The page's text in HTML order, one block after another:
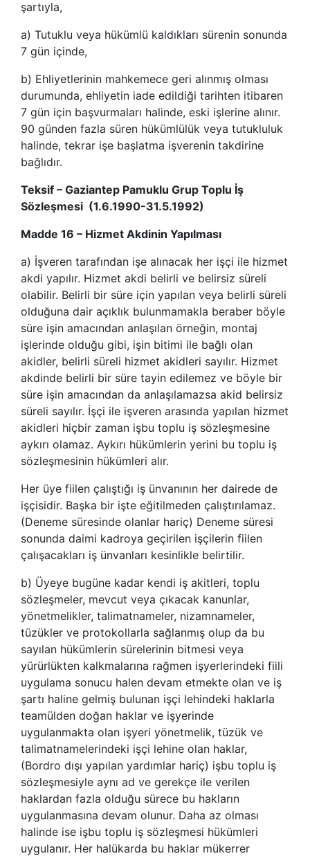
şartıyla,
a) Tutuklu veya hükümlü kaldıkları sürenin sonunda
7 gün içinde,
b) Ehliyetlerinin mahkemece geri alınmış olması
durumunda, ehliyetin iade edildiği tarihten itibaren
7 gün için başvurmaları halinde, eski işlerine alınır.
90 günden fazla süren hükümlülük veya tutukluluk
halinde, tekrar işe başlatma işverenin takdirine
bağlıdır.
Teksif – Gaziantep Pamuklu Grup Toplu İş
Sözleşmesi (1.6.1990-31.5.1992)
Madde 16 – Hizmet Akdinin Yapılması
a) İşveren tarafından işe alınacak her işçi ile hizmet
akdi yapılır. Hizmet akdi belirli ve belirsiz süreli
olabilir. Belirli bir süre için yapılan veya belirli süreli
olduğuna dair açıklık bulunmamakla beraber böyle
süre işin amacından anlaşılan örneğin, montaj
işlerinde olduğu gibi, işin bitimi ile bağlı olan
akidler, belirli süreli hizmet akidleri sayılır. Hizmet
akdinde belirli bir süre tayin edilemez ve böyle bir
süre işin amacından da anlaşılamazsa akid belirsiz
süreli sayılır. İşçi ile işveren arasında yapılan hizmet
akidleri hiçbir zaman işbu toplu iş sözleşmesine
aykırı olamaz. Aykırı hükümlerin yerini bu toplu iş
sözleşmesinin hükümleri alır.
Her üye fiilen çalıştığı iş ünvanının her dairede de
işçisidir. Başka bir işte eğitilmeden çalıştırılamaz.
(Deneme süresinde olanlar hariç) Deneme süresi
sonunda daimi kadroya geçirilen işçilerin fiilen
çalışacakları iş ünvanları kesinlikle belirtilir.
b) Üyeye bugüne kadar kendi iş akitleri, toplu
sözleşmeler, mevcut veya çıkacak kanunlar,
yönetmelikler, talimatnameler, nizamnameler,
tüzükler ve protokollarla sağlanmış olup da bu
sayılan hükümlerin sürelerinin bitmesi veya
yürürlükten kalkmalarına rağmen işyerlerindeki fiili
uygulama sonucu halen devam etmekte olan ve iş
şartı haline gelmiş bulunan işçi lehindeki haklarla
teamülden doğan haklar ve işyerinde
uygulanmakta olan işyeri yönetmelik, tüzük ve
talimatnamelerindeki işçi lehine olan haklar,
(Bordro dışı yapılan yardımlar hariç) işbu toplu iş
sözleşmesiyle aynı ad ve gerekçe ile verilen
haklardan fazla olduğu sürece bu hakların
uygulanmasına devam olunur. Daha az olması
halinde ise işbu toplu iş sözleşmesi hükümleri
uygulanır. Her halükarda bu haklar mükerrer